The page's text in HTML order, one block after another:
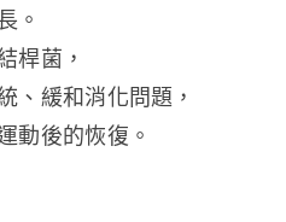
。
桿菌，
、緩和消化問題，
動後的恢復。